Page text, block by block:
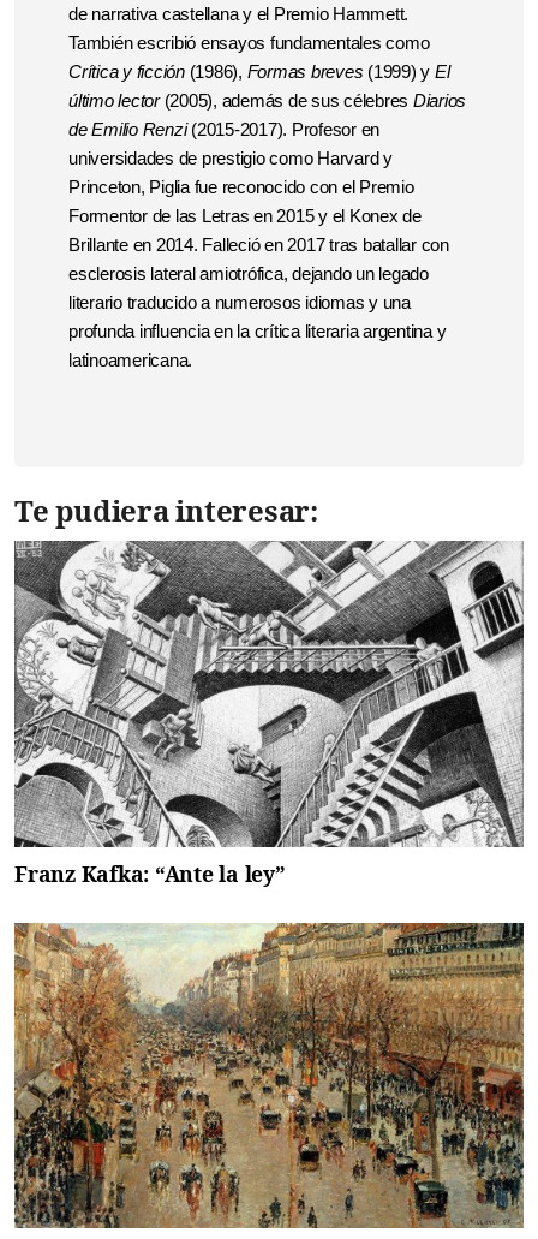
de narrativa castellana y el Premio Hammett.
También escribió ensayos fundamentales como
Crítica y ficción(1986), Formas breves (1999) y El
último lector(2005), además de sus célebres Diarios
de Emilio Renzi(2015-2017). Profesor en
universidades de prestigio como Harvard y
Princeton, Piglia fue reconocido con el Premio
Formentor de las Letras en 2015 y el Konex de
Brillante en 2014. Falleció en 2017 tras batallar con
esclerosis lateral amiotrófica, dejando un legado
literario traducido a numerosos idiomas y una
profunda influencia en la crítica literaria argentina y
latinoamericana.
Te pudiera interesar:
Franz Kafka: “Ante la ley”